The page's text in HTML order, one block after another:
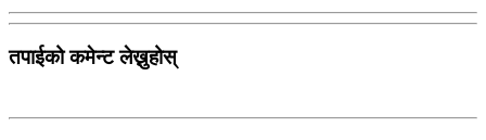
तपाईको कमेन्ट लेख्नुहोस्